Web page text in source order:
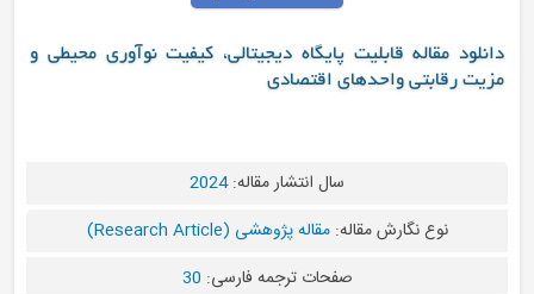
دانلود مقاله قابلیت پایگاه دیجیتالی، کیفیت نوآوری محیطی و
مزیت رقابتی واحدهای اقتصادی
سال انتشار مقاله:2024
نوع نگارش مقاله:مقاله پژوهشی (Research Article)
صفحات ترجمه فارسی:30